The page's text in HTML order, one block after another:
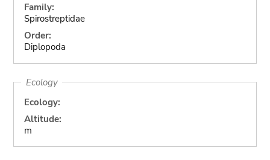
Family:
Spirostreptidae
Order:
Diplopoda
Ecology
Ecology:
Altitude:
m